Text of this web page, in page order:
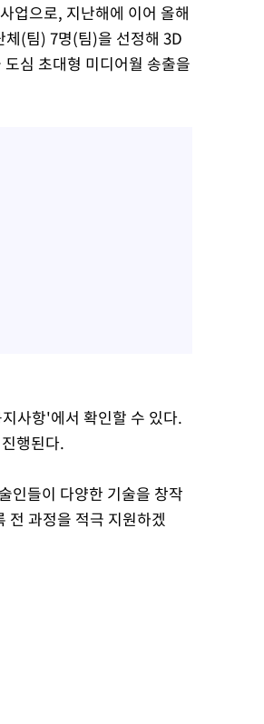
업으로, 지난해에 이어 올해
(팀) 7명(팀)을 선정해 3D
심 초대형 미디어월 송출을
사항'에서 확인할 수 있다.
행된다.
인들이 다양한 기술을 창작
전 과정을 적극 지원하겠